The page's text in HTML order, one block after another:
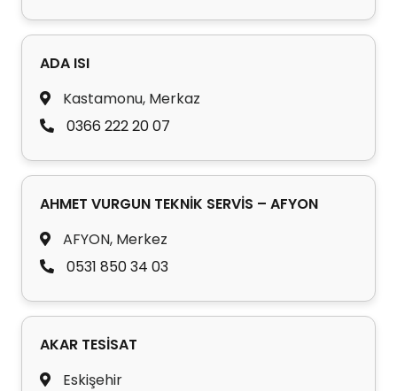
ADA ISI
Kastamonu, Merkaz
0366 222 20 07
AHMET VURGUN TEKNİK SERVİS – AFYON
AFYON, Merkez
0531 850 34 03
AKAR TESİSAT
Eskişehir